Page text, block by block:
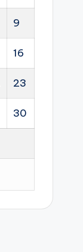
9
16
23
30